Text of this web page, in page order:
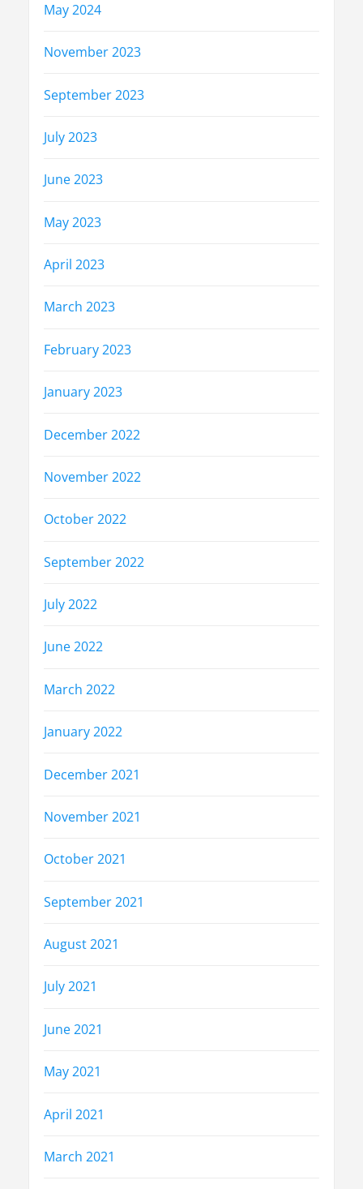
May 2024
November 2023
September 2023
July 2023
June 2023
May 2023
April 2023
March 2023
February 2023
January 2023
December 2022
November 2022
October 2022
September 2022
July 2022
June 2022
March 2022
January 2022
December 2021
November 2021
October 2021
September 2021
August 2021
July 2021
June 2021
May 2021
April 2021
March 2021